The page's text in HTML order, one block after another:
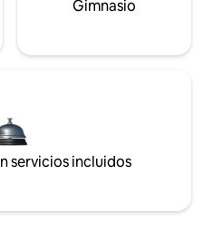
Gimnasio
servicios incluidos